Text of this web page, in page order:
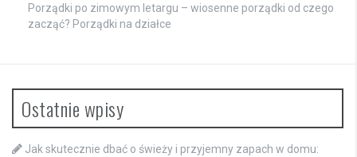
Porządki po zimowym letargu – wiosenne porządki od czego
zacząć? Porządki na działce
Ostatnie wpisy
Jak skutecznie dbać o świeży i przyjemny zapach w domu: